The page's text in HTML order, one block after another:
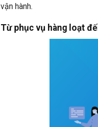
vận hành.
Từ phục vụ hàng loạt